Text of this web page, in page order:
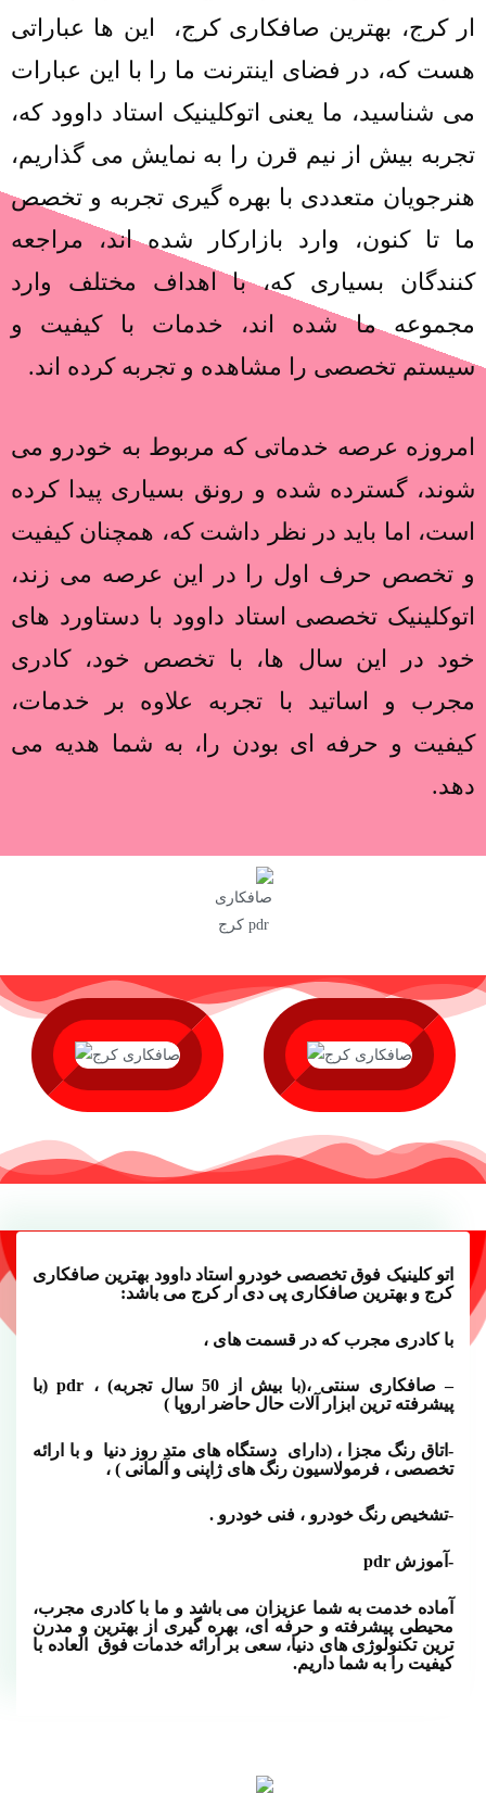
ار کرج، بهترین صافکاری کرج، این ها عباراتی
هست که، در فضای اینترنت ما را با این عبارات
می شناسید، ما یعنی اتوکلینیک استاد داوود که،
تجربه بیش از نیم قرن را به نمایش می گذاریم،
هنرجویان متعددی با بهره گیری تجربه و تخصص
ما تا کنون، وارد بازارکار شده اند، مراجعه
کنندگان بسیاری که، با اهداف مختلف وارد
مجموعه ما شده اند، خدمات با کیفیت و
سیستم تخصصی را مشاهده و تجربه کرده اند.
امروزه عرصه خدماتی که مربوط به خودرو می
شوند، گسترده شده و رونق بسیاری پیدا کرده
است، اما باید در نظر داشت که، همچنان کیفیت
و تخصص حرف اول را در این عرصه می زند،
اتوکلینیک تخصصی استاد داوود با دستاورد های
خود در این سال ها، با تخصص خود، کادری
مجرب و اساتید با تجربه علاوه بر خدمات،
کیفیت و حرفه ای بودن را، به شما هدیه می
دهد.
اتو کلینیک فوق تخصصی خودرو استاد داوود بهترین صافکاری
کرج و بهترین صافکاری پی دی ار کرج می باشد:
با کادری مجرب که در قسمت های ،
– صافکاری سنتی ،(با بیش از 50 سال تجربه) ، pdr (با
پیشرفته ترین ابزار آلات حال حاضر اروپا )
-اتاق رنگ مجزا ، (دارای دستگاه های متد روز دنیا و با ارائه
تخصصی ، فرمولاسیون رنگ های ژاپنی و آلمانی ) ،
-تشخیص رنگ خودرو ، فنی خودرو .
-آموزش pdr
آماده خدمت به شما عزیزان می باشد و ما با کادری مجرب،
محیطی پیشرفته و حرفه ای، بهره گیری از بهترین و مدرن
ترین تکنولوژی های دنیا، سعی بر ارائه خدمات فوق العاده با
کیفیت را به شما داریم.